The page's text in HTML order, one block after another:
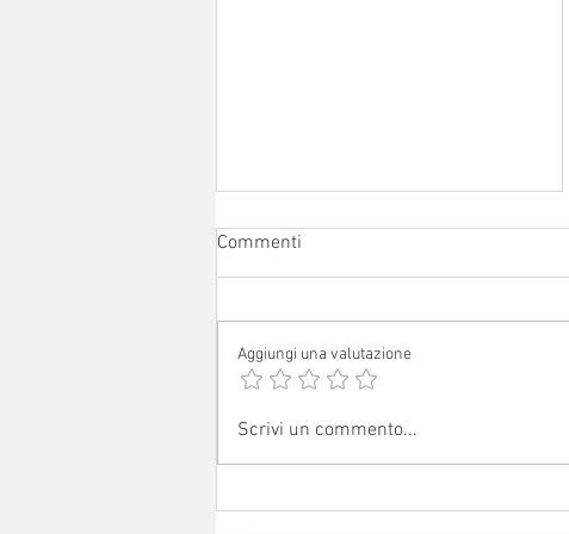
Campeggio estivo a Giarola
Commenti
Aggiungi una valutazione
Scrivi un commento...